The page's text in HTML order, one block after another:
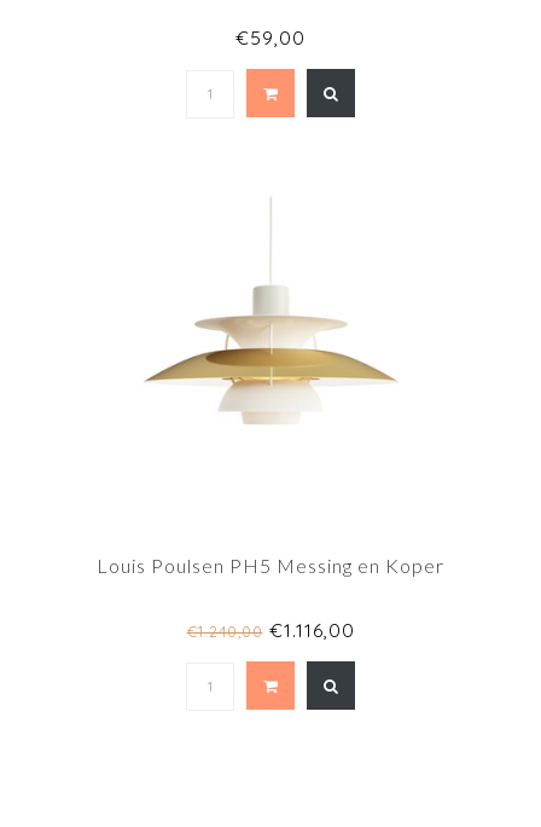
€59,00
Louis Poulsen PH5 Messing en Koper
€1.240,00€1.116,00